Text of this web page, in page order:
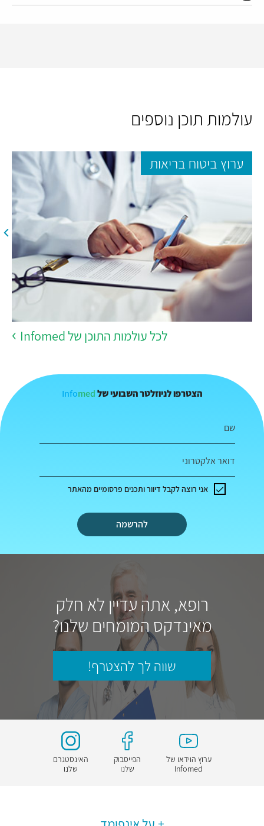
עולמות תוכן נוספים
ערוץ ביטוח בריאות
לכל עולמות התוכן של Infomed
הצטרפו לניוזלטר השבועי של Infomed
שם
דואר אלקטרוני
להרשמה
אני רוצה לקבל דיוור ותכנים פרסומיים מהאתר
רופא, אתה עדיין לא חלק
מאינדקס המומחים שלנו?
שווה לך להצטרף!
ערוץ הוידאו של
Infomed
הפייסבוק
שלנו
האינסטגרם
שלנו